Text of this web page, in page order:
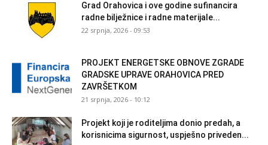
Grad Orahovica i ove godine sufinancira
radne bilježnice i radne materijale...
22 srpnja, 2026 - 09:53
PROJEKT ENERGETSKE OBNOVE ZGRADE
GRADSKE UPRAVE ORAHOVICA PRED
ZAVRŠETKOM
21 srpnja, 2026 - 10:12
Projekt koji je roditeljima donio predah, a
korisnicima sigurnost, uspješno priveden...